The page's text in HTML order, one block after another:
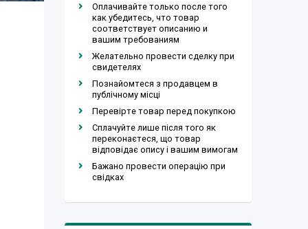
Оплачивайте только после того
как убедитесь, что товар
соответствует описанию и
вашим требованиям
Желательно провести сделку при
свидетелях
Познайомтеся з продавцем в
публічному місці
Перевірте товар перед покупкою
Сплачуйте лише після того як
переконаєтеся, що товар
відповідає опису і вашим вимогам
Бажано провести операцію при
свідках